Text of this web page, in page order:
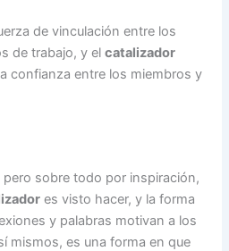
de vinculación entre los
de trabajo, y elcatalizador
confianza entre los miembros y
pero sobre todo por inspiración,
es visto hacer, y la forma
y palabras motivan a los
mismos, es una forma en que